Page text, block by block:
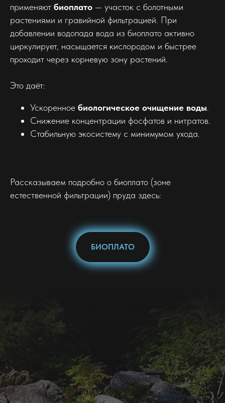
применяют биоплато — участок с болотными
растениями и гравийной фильтрацией. При
добавлении водопада вода из биоплато активно
циркулирует, насыщается кислородом и быстрее
проходит через корневую зону растений.
Это даёт:
Ускоренное биологическое очищение воды
Снижение концентрации фосфатов и нитратов.
Стабильную экосистему с минимумом ухода.
Рассказываем подробно о биоплато (зоне
естественной фильтрации) пруда здесь:
БИОПЛАТО